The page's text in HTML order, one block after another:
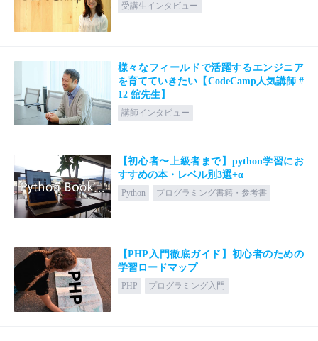
受講生インタビュー
様々なフィールドで活躍するエンジニア
を育てていきたい【CodeCamp人気講師 #
12 舘先生】
講師インタビュー
【初心者〜上級者まで】python学習にお
すすめの本・レベル別3選+α
Python プログラミング書籍・参考書
【PHP入門徹底ガイド】初心者のための
学習ロードマップ
PHP プログラミング入門